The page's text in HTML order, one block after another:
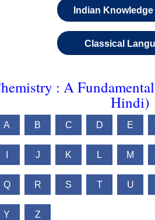
Indian
Classical
: A
Hindi)
A B C D E
J K L M
Q R S T U
Y Z